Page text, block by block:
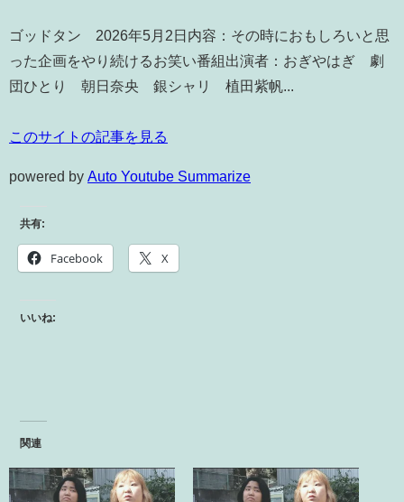
ゴッドタン 2026年5月2日内容：その時におもしろいと思
った企画をやり続けるお笑い番組出演者：おぎやはぎ 劇
団ひとり 朝日奈央 銀シャリ 植田紫帆...
このサイトの記事を見る
powered by Auto Youtube Summarize
共有:
Facebook X
いいね:
関連